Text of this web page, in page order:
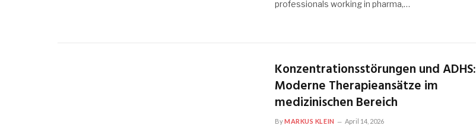
professionals working in pharma,…
Konzentrationsstörungen und ADHS:
Moderne Therapieansätze im
medizinischen Bereich
ByMARKUS KLEIN April 14, 2026